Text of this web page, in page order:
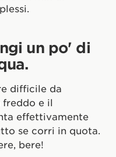
un po' di
difficile da
e il
effettivamente
se corri in quota.
bere!